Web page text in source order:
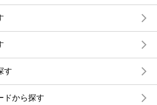
す
ドから探す